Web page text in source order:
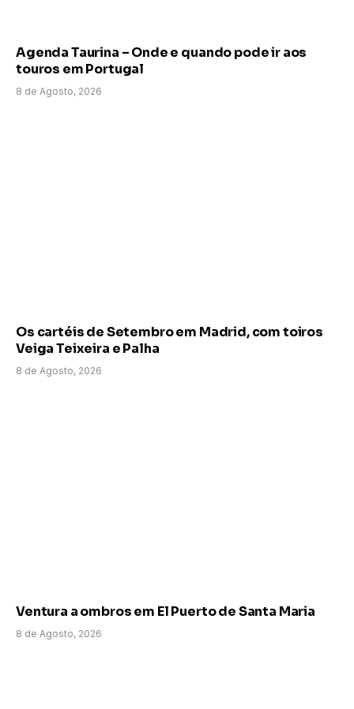
Agenda Taurina – Onde e quando pode ir aos
touros em Portugal
8 de Agosto, 2026
Os cartéis de Setembro em Madrid, com toiros
Veiga Teixeira e Palha
8 de Agosto, 2026
Ventura a ombros em El Puerto de Santa Maria
8 de Agosto, 2026